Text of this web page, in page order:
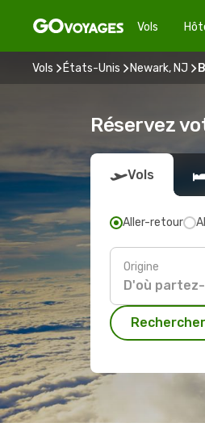
Vols
Vols États-Unis Newark, NJ
Réservez
Vols
Aller-retour
Origine